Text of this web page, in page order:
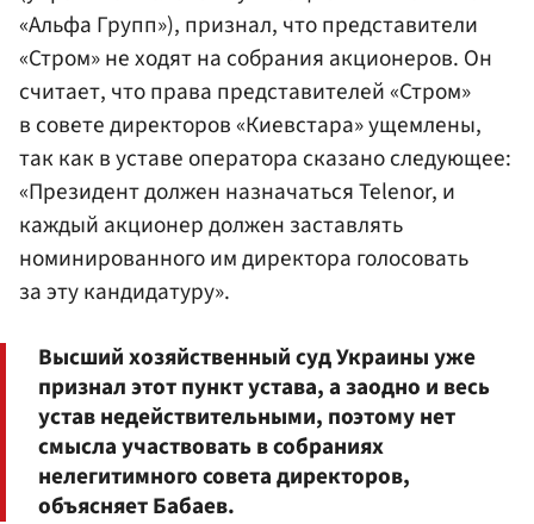
«Альфа Групп»), признал, что представители
«Стром» не ходят на собрания акционеров. Он
считает, что права представителей «Стром»
в совете директоров «Киевстара» ущемлены,
так как в уставе оператора сказано следующее:
«Президент должен назначаться Telenor, и
каждый акционер должен заставлять
номинированного им директора голосовать
за эту кандидатуру».
Высший хозяйственный суд Украины уже
признал этот пункт устава, а заодно и весь
устав недействительными, поэтому нет
смысла участвовать в собраниях
нелегитимного совета директоров,
объясняет Бабаев.